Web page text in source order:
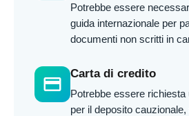
Potrebbe essere
guida internazionale per
documenti non scritti in
credit_card
Carta di credito
Potrebbe essere
per il deposito